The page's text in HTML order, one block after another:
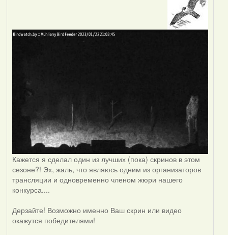
Кажется я сделал один из лучших (пока) скринов в этом
сезоне?! Эх, жаль, что являюсь одним из организаторов
трансляции и одновременно членом жюри нашего
конкурса....
Дерзайте! Возможно именно Ваш скрин или видео
окажутся победителями!